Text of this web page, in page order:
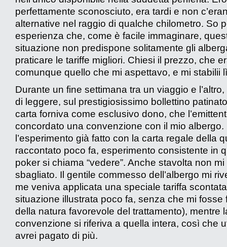
perfettamente sconosciuto, era tardi e non
alternative nel raggio di qualche chilometro. So
esperienza che, come è facile immaginare,
situazione non predispone solitamente gli
praticare le tariffe migliori. Chiesi il prezzo, che
comunque quello che mi aspettavo, e mi stabilii
Durante un fine settimana tra un viaggio e
di leggere, sul prestigiosissimo bollettino
carta forniva come esclusivo dono, che
concordato una convenzione con il mio albergo.
l’esperimento già fatto con la carta regale della
raccontato poco fa, esperimento consistente in
poker si chiama “vedere”. Anche stavolta non mi
sbagliato. Il gentile commesso dell’albergo mi
me veniva applicata una speciale tariffa
situazione illustrata poco fa, senza che mi fosse
della natura favorevole del trattamento), mentre
convenzione si riferiva a quella intera, così che
avrei pagato di più.